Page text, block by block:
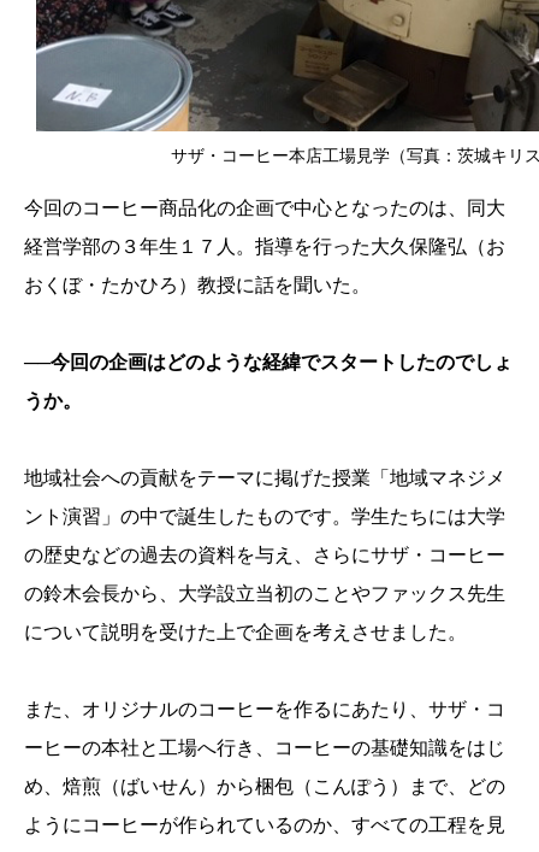
サザ・コーヒー本店工場見学（写真：茨城キリ
今回のコーヒー商品化の企画で中心となったのは、同大
経営学部の３年生１７人。指導を行った大久保隆弘（お
おくぼ・たかひろ）教授に話を聞いた。
──今回の企画はどのような経緯でスタートしたのでしょ
うか。
地域社会への貢献をテーマに掲げた授業「地域マネジメ
ント演習」の中で誕生したものです。学生たちには大学
の歴史などの過去の資料を与え、さらにサザ・コーヒー
の鈴木会長から、大学設立当初のことやファックス先生
について説明を受けた上で企画を考えさせました。
また、オリジナルのコーヒーを作るにあたり、サザ・コ
ーヒーの本社と工場へ行き、コーヒーの基礎知識をはじ
め、焙煎（ばいせん）から梱包（こんぽう）まで、どの
ようにコーヒーが作られているのか、すべての工程を見